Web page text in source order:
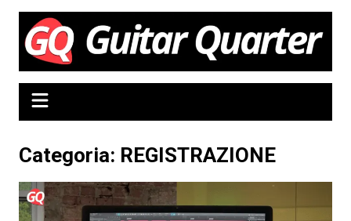
Salta
contenuto
Categoria: REGISTRAZIONE